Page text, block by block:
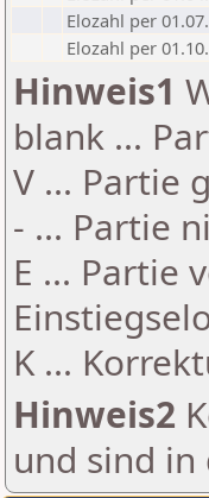
Elozahl per
Elozahl per
Hinweis1
blank ...
V ... Partie
- ... Partie
E ... Partie
K ...
Hinweis2
und sind